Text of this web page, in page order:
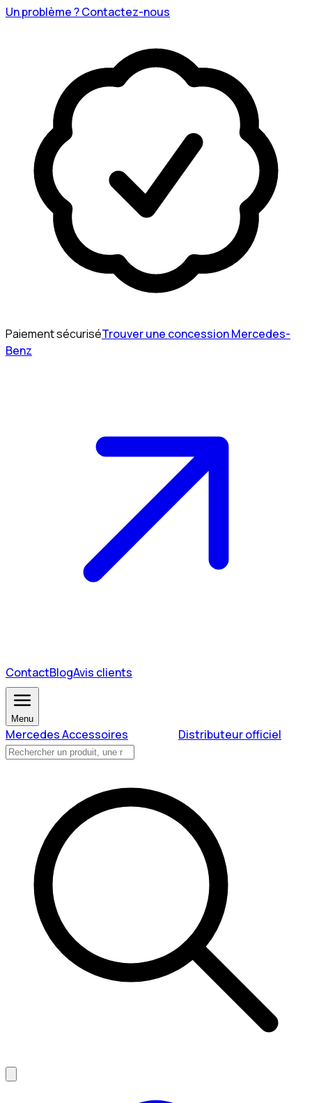
Un problème ? Contactez-nous
Paiement sécuriséTrouver une concession Mercedes-
Benz
ContactBlogAvis clients
Menu
Mercedes Accessoires Distributeur officiel